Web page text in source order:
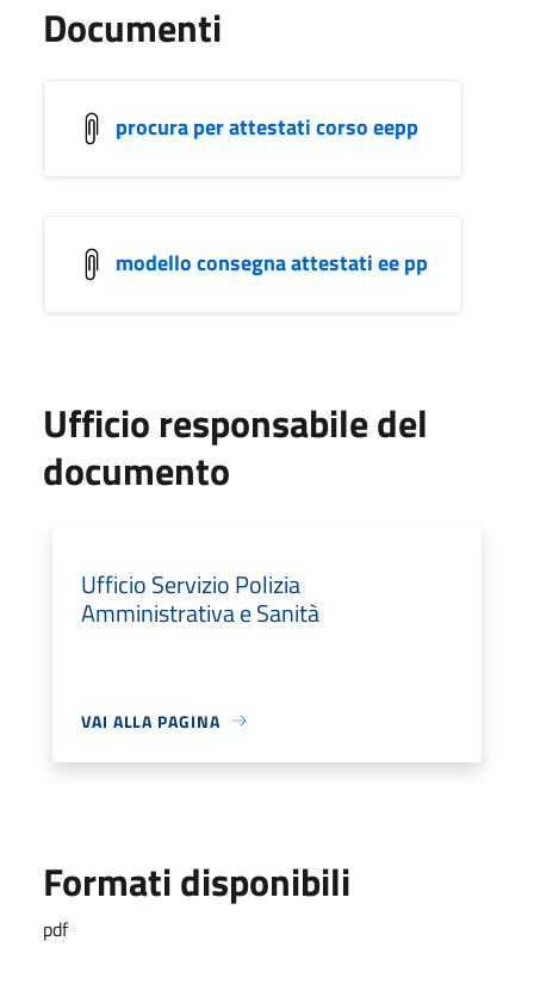
Documenti
procura per attestati corso eepp
modello consegna attestati ee pp
Ufficio responsabile del
documento
Ufficio Servizio Polizia
Amministrativa e Sanità
VAI ALLA PAGINA
Formati disponibili
pdf